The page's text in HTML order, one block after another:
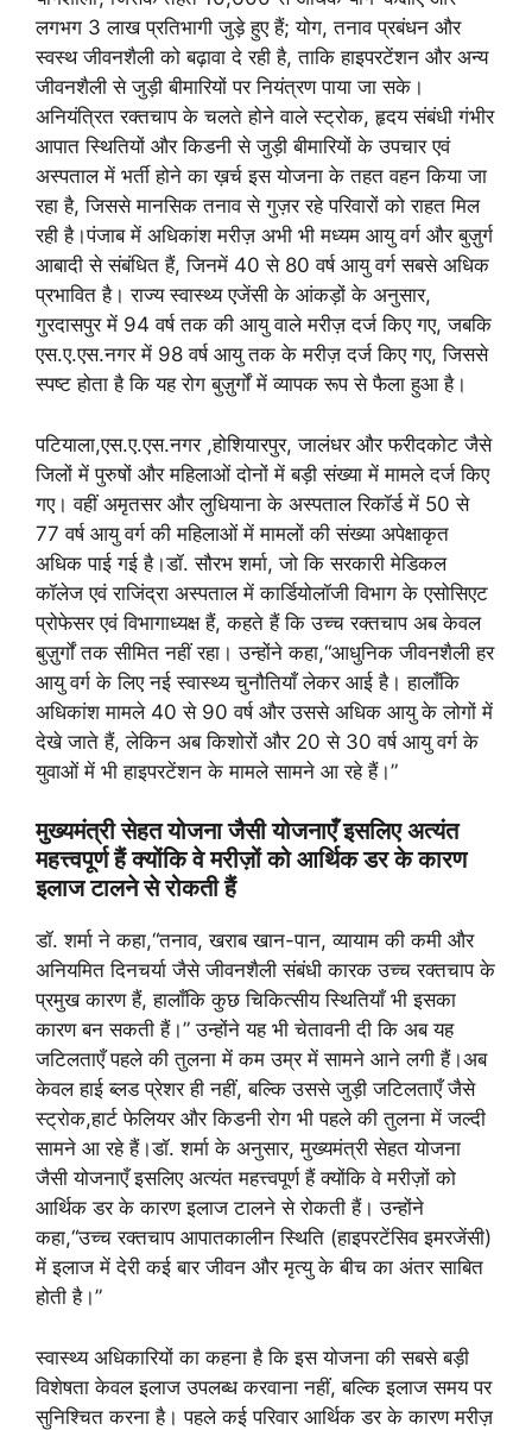
लगभग 3 लाख प्रतिभागी जुड़े हुए हैं; योग, तनाव प्रबंधन और
स्वस्थ जीवनशैली को बढ़ावा दे रही है, ताकि हाइपरटेंशन और अन्य
जीवनशैली से जुड़ी बीमारियों पर नियंत्रण पाया जा सके।
अनियंत्रित रक्तचाप के चलते होने वाले स्ट्रोक, हृदय संबंधी गंभीर
आपात स्थितियों और किडनी से जुड़ी बीमारियों के उपचार एवं
अस्पताल में भर्ती होने का ख़र्च इस योजना के तहत वहन किया जा
रहा है, जिससे मानसिक तनाव से गुज़र रहे परिवारों को राहत मिल
रही है।पंजाब में अधिकांश मरीज़ अभी भी मध्यम आयु वर्ग और बुज़ुर्ग
आबादी से संबंधित हैं, जिनमें 40 से 80 वर्ष आयु वर्ग सबसे अधिक
प्रभावित है। राज्य स्वास्थ्य एजेंसी के आंकड़ों के अनुसार,
गुरदासपुर में 94 वर्ष तक की आयु वाले मरीज़ दर्ज किए गए, जबकि
एस.ए.एस.नगर में 98 वर्ष आयु तक के मरीज़ दर्ज किए गए, जिससे
स्पष्ट होता है कि यह रोग बुज़ुर्गों में व्यापक रूप से फैला हुआ है।
पटियाला,एस.ए.एस.नगर ,होशियारपुर, जालंधर और फरीदकोट जैसे
जिलों में पुरुषों और महिलाओं दोनों में बड़ी संख्या में मामले दर्ज किए
गए। वहीं अमृतसर और लुधियाना के अस्पताल रिकॉर्ड में 50 से
77 वर्ष आयु वर्ग की महिलाओं में मामलों की संख्या अपेक्षाकृत
अधिक पाई गई है।डॉ. सौरभ शर्मा, जो कि सरकारी मेडिकल
कॉलेज एवं राजिंद्रा अस्पताल में कार्डियोलॉजी विभाग के एसोसिएट
प्रोफेसर एवं विभागाध्यक्ष हैं, कहते हैं कि उच्च रक्तचाप अब केवल
बुज़ुर्गों तक सीमित नहीं रहा। उन्होंने कहा,“आधुनिक जीवनशैली हर
आयु वर्ग के लिए नई स्वास्थ्य चुनौतियाँ लेकर आई है। हालाँकि
अधिकांश मामले 40 से 90 वर्ष और उससे अधिक आयु के लोगों में
देखे जाते हैं, लेकिन अब किशोरों और 20 से 30 वर्ष आयु वर्ग के
युवाओं में भी हाइपरटेंशन के मामले सामने आ रहे हैं।”
मुख्यमंत्री सेहत योजना जैसी योजनाएँ इसलिए अत्यंत
महत्त्वपूर्ण हैं क्योंकि वे मरीज़ों को आर्थिक डर के कारण
इलाज टालने से रोकती हैं
डॉ. शर्मा ने कहा,“तनाव, खराब खान-पान, व्यायाम की कमी और
अनियमित दिनचर्या जैसे जीवनशैली संबंधी कारक उच्च रक्तचाप के
प्रमुख कारण हैं, हालाँकि कुछ चिकित्सीय स्थितियाँ भी इसका
कारण बन सकती हैं।” उन्होंने यह भी चेतावनी दी कि अब यह
जटिलताएँ पहले की तुलना में कम उम्र में सामने आने लगी हैं।अब
केवल हाई ब्लड प्रेशर ही नहीं, बल्कि उससे जुड़ी जटिलताएँ जैसे
स्ट्रोक,हार्ट फेलियर और किडनी रोग भी पहले की तुलना में जल्दी
सामने आ रहे हैं।डॉ. शर्मा के अनुसार, मुख्यमंत्री सेहत योजना
जैसी योजनाएँ इसलिए अत्यंत महत्त्वपूर्ण हैं क्योंकि वे मरीज़ों को
आर्थिक डर के कारण इलाज टालने से रोकती हैं। उन्होंने
कहा,“उच्च रक्तचाप आपातकालीन स्थिति (हाइपरटेंसिव इमरजेंसी)
में इलाज में देरी कई बार जीवन और मृत्यु के बीच का अंतर साबित
होती है।”
स्वास्थ्य अधिकारियों का कहना है कि इस योजना की सबसे बड़ी
विशेषता केवल इलाज उपलब्ध करवाना नहीं, बल्कि इलाज समय पर
सुनिश्चित करना है। पहले कई परिवार आर्थिक डर के कारण मरीज़